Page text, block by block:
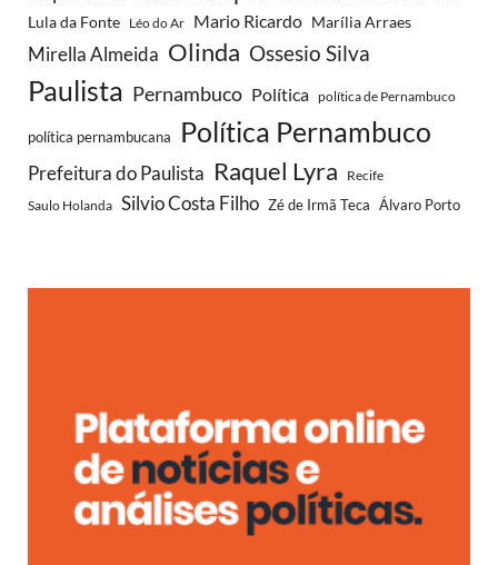
Lula da Fonte Léo do Ar Mario Ricardo Marília Arraes
Mirella Almeida Olinda Ossesio Silva
Paulista Pernambuco Política política de Pernambuco
política pernambucana Política Pernambuco
Prefeitura do Paulista Raquel Lyra
Recife
Saulo Holanda Silvio Costa Filho Zé de Irmã Teca Álvaro Porto